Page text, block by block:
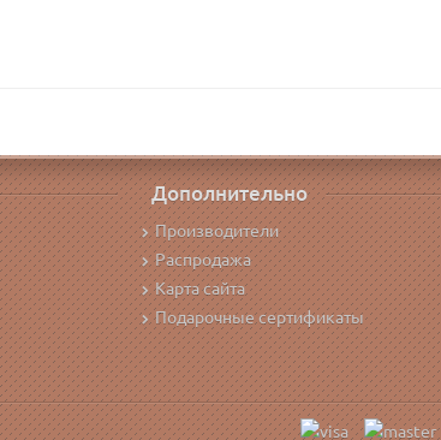
Дополнительно
Производители
Распродажа
Карта сайта
Подарочные сертификаты